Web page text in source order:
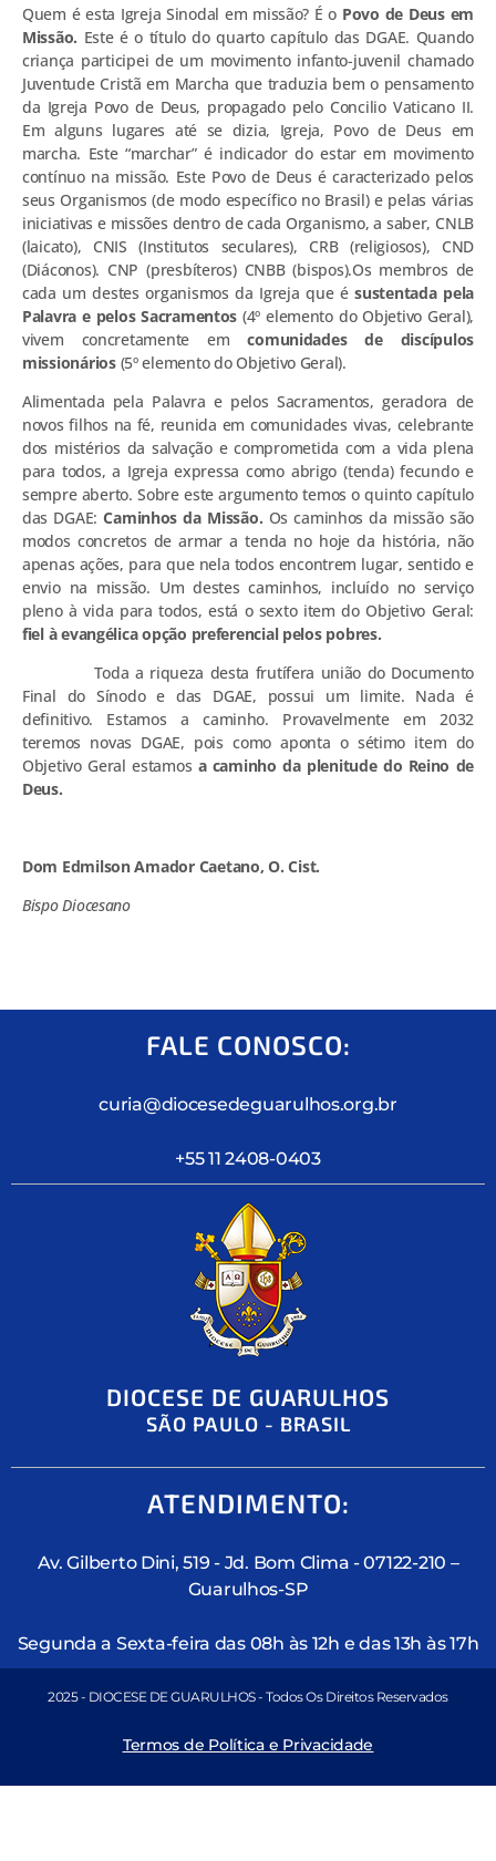
Quem é esta Igreja Sinodal em missão? É o Povo de Deus em
Missão. Este é o título do quarto capítulo das DGAE. Quando
criança participei de um movimento infanto-juvenil chamado
Juventude Cristã em Marcha que traduzia bem o pensamento
da Igreja Povo de Deus, propagado pelo Concilio Vaticano II.
Em alguns lugares até se dizia, Igreja, Povo de Deus em
marcha. Este “marchar” é indicador do estar em movimento
contínuo na missão. Este Povo de Deus é caracterizado pelos
seus Organismos (de modo específico no Brasil) e pelas várias
iniciativas e missões dentro de cada Organismo, a saber, CNLB
(laicato), CNIS (Institutos seculares), CRB (religiosos), CND
(Diáconos). CNP (presbíteros) CNBB (bispos).Os membros de
cada um destes organismos da Igreja que ésustentada pela
Palavra e pelos Sacramentos (4º elemento do Objetivo Geral),
vivem concretamente emcomunidades de discípulos
missionários (5º elemento do Objetivo Geral).
Alimentada pela Palavra e pelos Sacramentos, geradora de
novos filhos na fé, reunida em comunidades vivas, celebrante
dos mistérios da salvação e comprometida com a vida plena
para todos, a Igreja expressa como abrigo (tenda) fecundo e
sempre aberto. Sobre este argumento temos o quinto capítulo
das DGAE:Caminhos da Missão. Os caminhos da missão são
modos concretos de armar a tenda no hoje da história, não
apenas ações, para que nela todos encontrem lugar, sentido e
envio na missão. Um destes caminhos, incluído no serviço
pleno à vida para todos, está o sexto item do Objetivo Geral:
fiel à evangélica opção preferencial pelos pobres.
Toda a riqueza desta frutífera união do Documento
Final do Sínodo e das DGAE, possui um limite. Nada é
definitivo. Estamos a caminho. Provavelmente em 2032
teremos novas DGAE, pois como aponta o sétimo item do
Objetivo Geral estamos a caminho da plenitude do Reino de
Deus.
Dom Edmilson Amador Caetano, O. Cist.
Bispo Diocesano
FALE CONOSCO:
curia@diocesedeguarulhos.org.br
+55 11 2408-0403
DIOCESE DE GUARULHOS
SÃO PAULO - BRASIL
ATENDIMENTO:
Av. Gilberto Dini, 519 - Jd. Bom Clima - 07122-210 –
Guarulhos-SP
Segunda a Sexta-feira das 08h às 12h e das 13h às 17h
2025 - DIOCESE DE GUARULHOS - Todos Os Direitos Reservados
Termos de Política e Privacidade